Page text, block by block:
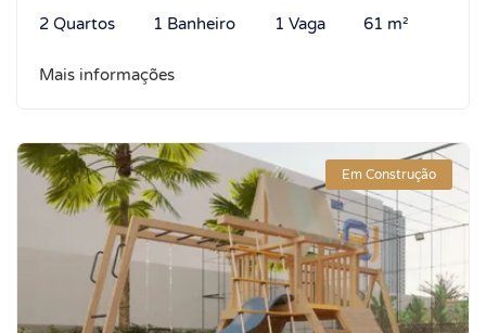
2 Quartos 1 Banheiro 1 Vaga 61 m²
Mais informações
Em Construção